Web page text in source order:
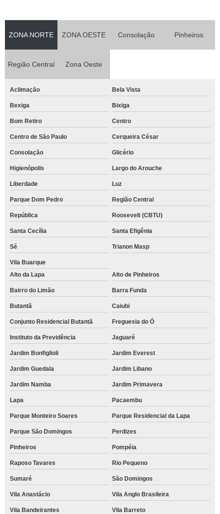
ZONA NORTE ZONA OESTE Consolação Pinheiros
Região Central Zona Oeste
Aclimação Bela Vista
Bexiga Bixiga
Bom Retiro Centro
Centro de São Paulo Cerqueira César
Consolação Glicério
Higienópolis Largo do Arouche
Liberdade Luz
Parque Dom Pedro Região Central
República Roosevelt (CBTU)
Santa Cecília Santa Efigênia
Sé Trianon Masp
Vila Buarque
Alto da Lapa
Alto de Pinheiros
Bairro do Limão Barra Funda
Butantã Caiubi
Conjunto Residencial Butantã Freguesia do Ó
Instituto da Previdência Jaguaré
Jardim Bonfiglioli Jardim Everest
Jardim Guedala Jardim Libano
Jardim Namba Jardim Primavera
Lapa Pacaembu
Parque Monteiro Soares Parque Residencial da Lapa
Parque São Domingos Perdizes
Pinheiros Pompéia
Raposo Tavares Rio Pequeno
Sumaré São Domingos
Vila Anastácio Vila Anglo Brasileira
Vila Bandeirantes Vila Barreto